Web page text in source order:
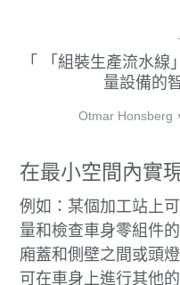
「組裝生產流水線
量設備的
Otmar Honsberg
在最小空間內實
例如：某個加工站上
量和檢查車身零組件
廂蓋和側壁之間或頭
可在車身上進行其他